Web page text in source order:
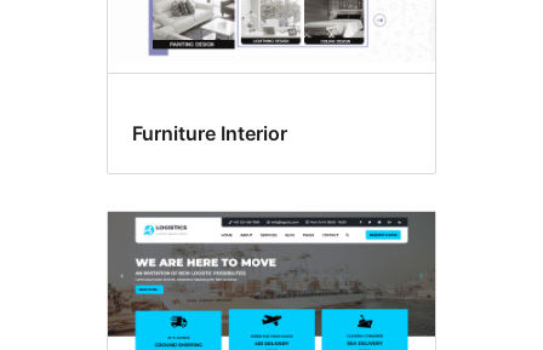
Furniture Interior